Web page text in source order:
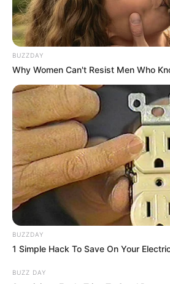
BUZZDAY
Why Women Can't Resist Men Who
BUZZDAY
1 Simple Hack To Save On Your
BUZZ DAY